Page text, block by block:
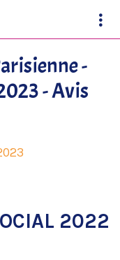
-
- Avis
2022